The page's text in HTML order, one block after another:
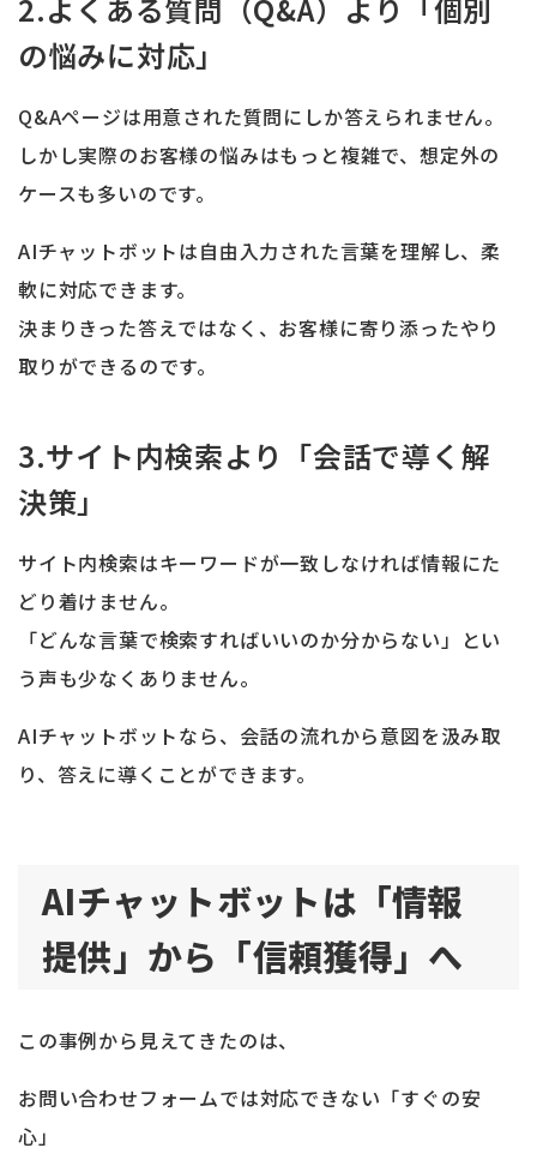
2.よくある質問（Q&A）より「個別
の悩みに対応」
Q&Aページは用意された質問にしか答えられません。
しかし実際のお客様の悩みはもっと複雑で、想定外の
ケースも多いのです。
AIチャットボットは自由入力された言葉を理解し、柔
軟に対応できます。
決まりきった答えではなく、お客様に寄り添ったやり
取りができるのです。
3.サイト内検索より「会話で導く解
決策」
サイト内検索はキーワードが一致しなければ情報にた
どり着けません。
「どんな言葉で検索すればいいのか分からない」とい
う声も少なくありません。
AIチャットボットなら、会話の流れから意図を汲み取
り、答えに導くことができます。
AIチャットボットは「情報
提供」から「信頼獲得」へ
この事例から見えてきたのは、
お問い合わせフォームでは対応できない「すぐの安
心」